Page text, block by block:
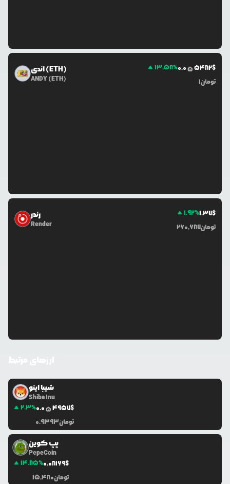
اندی (ETH)
ANDY (ETH)
13.58%0.055482$
1تومان
رندر
Render
1.92%1.37$
260,687تومان
شیبا اینو
Shiba Inu
2.3%0.054957$
0.9393تومان
پپ کوین
PepeCoin
14.85%0.08169$
15,480تومان